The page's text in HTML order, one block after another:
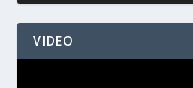
VIDEO